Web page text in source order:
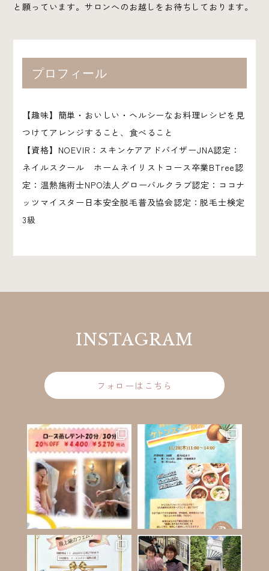
と願っています。サロンへのお越しをお待ちしております。
プロフィール
【趣味】簡単・おいしい・ヘルシーなお料理レシピを見
つけてアレンジすること、食べること
【資格】NOEVIR：スキンケアアドバイザーJNA認定：
ネイルスクール ホームネイリストコース卒業BTree認
定：温熱施術士NPO法人グローバルクラブ認定：ココナ
ッツマイスター日本安全脱毛普及協会認定：脱毛士検定
3級
INSTAGRAM
フォローはこちら